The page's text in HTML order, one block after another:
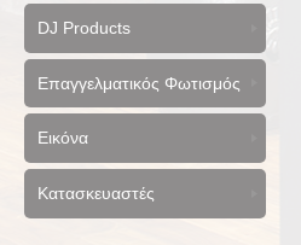
DJ Products
Επαγγελματικός Φωτισμός
Εικόνα
Κατασκευαστές